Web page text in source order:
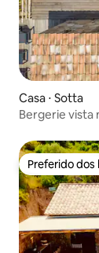
Casa ⋅ Sotta
Bergerie vista
Preferido dos
Preferido dos